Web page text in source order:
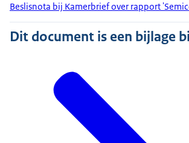
Beslisnota bij Kamerbrief over rapport
Dit document is een bijlage